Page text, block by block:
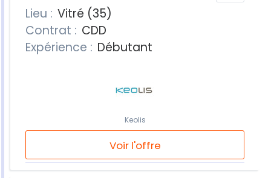
Lieu : Vitré (35)
Contrat : CDD
Expérience : Débutant
Voir l'offre
Keolis